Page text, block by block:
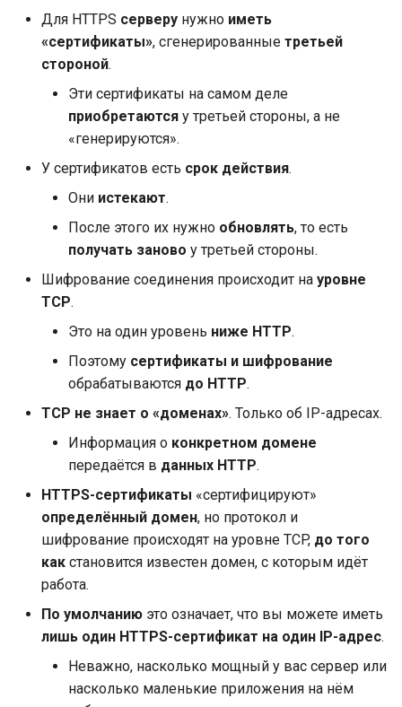
данных
Параметры Cookie
Header-параметры
Модели параметров cookie
Модели Header-параметров
Модель ответа —
Возвращаемый тип
Статус-код ответа
Данные формы
Модели форм
Загрузка файлов
Файлы и формы в запросе
Обработка ошибок
Конфигурация операции
пути
JSON-совместимый
безопасность
Прямое использование
Request
Использование dataclasses
использование middleware
Подприложения — Mounts
(монтирование)
Шаблоны
События lifespan
Тестирование WebSocket
Тестирование событий:
lifespan и startup - shutdown
зависимостей с
переопределениями
Асинхронное тестирование
Резюме
аутентификации 403
Custom Response Classes -
File, HTML, Redirect,
Streaming, etc.
Server-Sent Events -
EventSourceResponse and
ServerSentEvent
OpenAPI
Security Tools
Static Files - StaticFiles
Templating - Jinja2Templates
Test Client - TestClient
Для HTTPS серверу нужно иметь
«сертификаты», сгенерированные третьей
стороной.
Эти сертификаты на самом деле
приобретаются у третьей стороны, а не
«генерируются».
У сертификатов есть срок действия.
Они истекают.
После этого их нужно обновлять, то есть
получать заново у третьей стороны.
Шифрование соединения происходит на уровне
TCP.
Это на один уровень ниже HTTP.
Поэтому сертификаты и шифрование
обрабатываются до HTTP.
TCP не знает о «доменах». Только об IP-адресах.
Информация о конкретном домене
передаётся в данных HTTP.
HTTPS-сертификаты «сертифицируют»
определённый домен, но протокол и
шифрование происходят на уровне TCP, до того
как становится известен домен, с которым идёт
работа.
По умолчанию это означает, что вы можете иметь
лишь один HTTPS-сертификат на один IP-адрес.
Неважно, насколько мощный у вас сервер или
насколько маленькие приложения на нём